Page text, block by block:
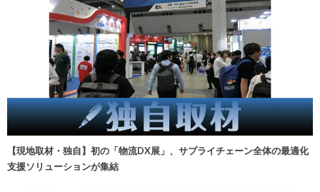
【現地取材・独自】初の「物流DX展」、サプライチェーン全体の最適化
支援ソリューションが集結